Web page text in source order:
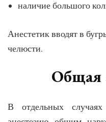
наличие большого
Анестетик вводят в
челюсти.
Общая
В отдельных